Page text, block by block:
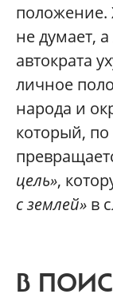
положение.
не думает,
автократа
личное
народа и
который,
цель»,
с землей» в
В